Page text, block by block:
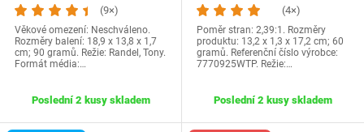
(9×)
Věkové omezení: Neschváleno.
Rozměry balení: 18,9 x 13,8 x 1,7
cm; 90 gramů. Režie: Randel, Tony.
Formát média:…
Poslední 2 kusy skladem
(4×)
Poměr stran: 2,39:1. Rozměry
produktu: 13,2 x 1,3 x 17,2 cm; 60
gramů. Referenční číslo výrobce:
7770925WTP. Režie:…
Poslední 2 kusy skladem